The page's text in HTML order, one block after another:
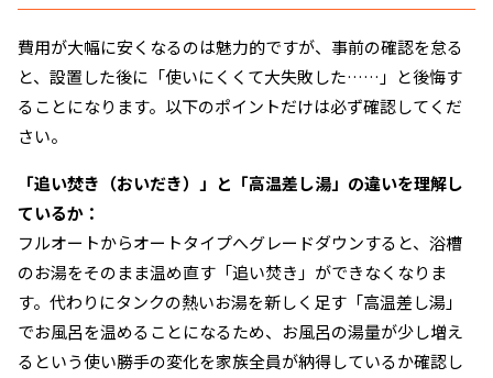
費用が大幅に安くなるのは魅力的ですが、事前の確認を怠る
と、設置した後に「使いにくくて大失敗した……」と後悔す
ることになります。以下のポイントだけは必ず確認してくだ
さい。
「追い焚き（おいだき）」と「高温差し湯」の違いを理解し
ているか：
フルオートからオートタイプへグレードダウンすると、浴槽
のお湯をそのまま温め直す「追い焚き」ができなくなりま
す。代わりにタンクの熱いお湯を新しく足す「高温差し湯」
でお風呂を温めることになるため、お風呂の湯量が少し増え
るという使い勝手の変化を家族全員が納得しているか確認し